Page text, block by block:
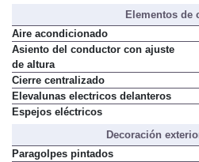
Elementos de
Aire acondicionado
Asiento del conductor con ajuste
de altura
Cierre centralizado
Elevalunas electricos delanteros
Espejos eléctricos
Decoración
Paragolpes pintados